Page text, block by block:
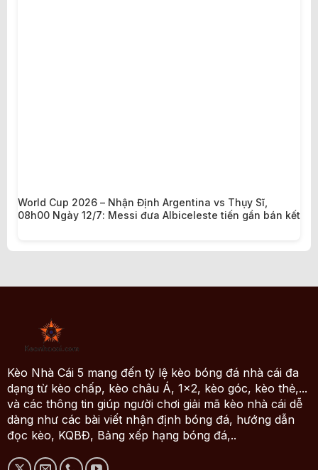
World Cup 2026 – Nhận Định Argentina vs Thụy Sĩ,
08h00 Ngày 12/7: Messi đưa Albiceleste tiến gần bán kết
Kèo Nhà Cái 5 mang đến tỷ lệ kèo bóng đá nhà cái đa
dạng từ kèo chấp, kèo châu Á, 1x2, kèo góc, kèo thẻ,...
và các thông tin giúp người chơi giải mã kèo nhà cái dễ
dàng như các bài viết nhận định bóng đá, hướng dẫn
đọc kèo, KQBĐ, Bảng xếp hạng bóng đá,..